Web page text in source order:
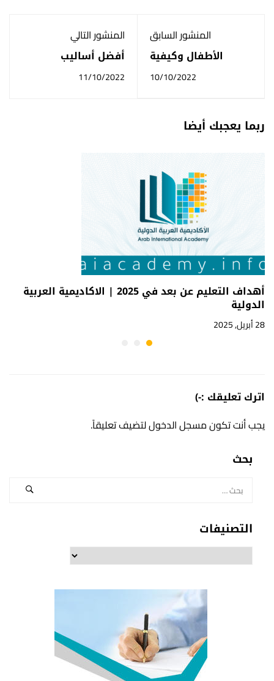
المنشور السابق
الأطفال وكيفية
تربيتهم والتعامل
الصحيح معهم
10/10/2022
المنشور التالي
أفضل أساليب
التخطيط
11/10/2022
ربما يعجبك أيضا
أهداف التعليم عن بعد في 2025 | الاكاديمية العربية
الدولية
28 أبريل, 2025
اترك تعليقك :-)
يجب أنت تكونمسجل الدخوللتضيف تعليقاً.
بحث
التصنيفات